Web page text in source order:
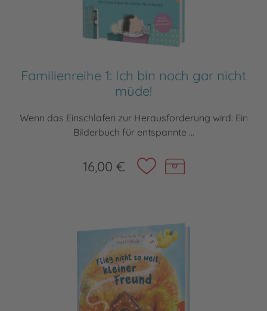
Familienreihe 1: Ich bin noch gar nicht
müde!
Wenn das Einschlafen zur Herausforderung wird: Ein
Bilderbuch für entspannte ...
16,00 €